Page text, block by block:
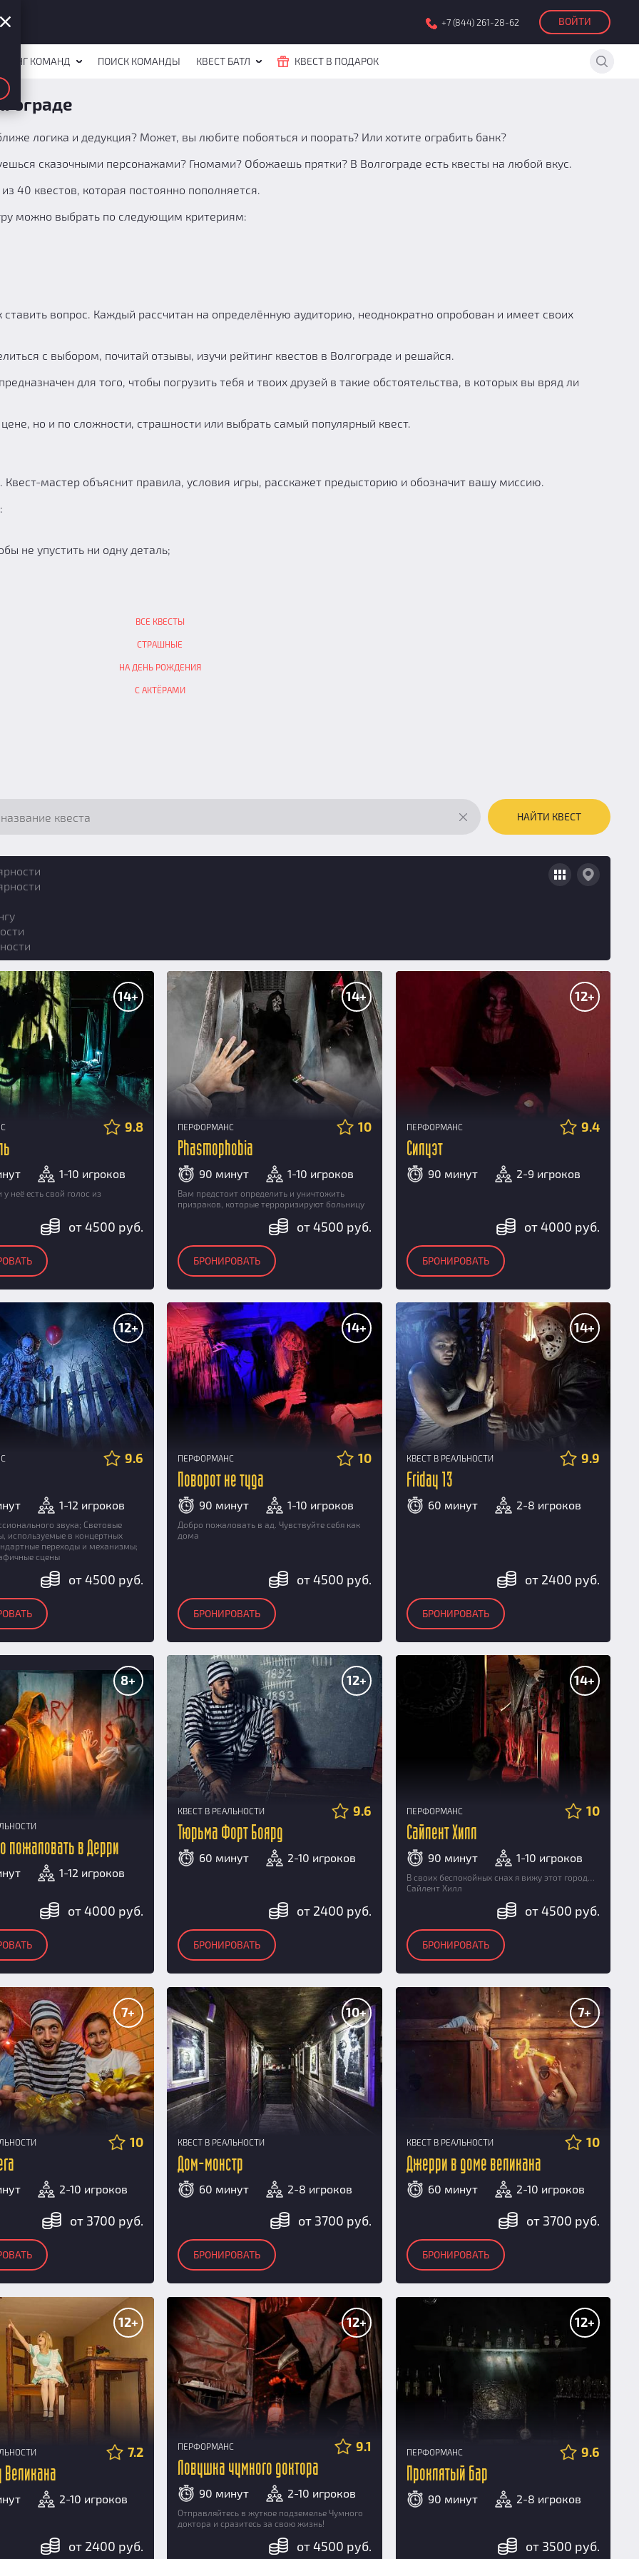
+7 (844) 261-28-62 ВОЙТИ
КОМАНД ПОИСК КОМАНДЫ КВЕСТ БАТЛ КВЕСТ В ПОДАРОК
логика и дедукция? Может, вы любите побояться и поорать? Или хотите ограбить банк?
сказочными персонажами? Гномами? Обожаешь прятки? В Волгограде есть квесты на любой вкус.
40 квестов, которая постоянно пополняется.
можно выбрать по следующим критериям:
вопрос. Каждый рассчитан на определённую аудиторию, неоднократно опробован и имеет своих
с выбором, почитай отзывы, изучи рейтинг квестов в Волгограде и решайся.
для того, чтобы погрузить тебя и твоих друзей в такие обстоятельства, в которых вы вряд ли
но и по сложности, страшности или выбрать самый популярный квест.
мастер объяснит правила, условия игры, расскажет предысторию и обозначит вашу миссию.
не упустить ни одну деталь;
ВСЕ КВЕСТЫ
СТРАШНЫЕ
НА ДЕНЬ РОЖДЕНИЯ
С АКТЁРАМИ
НАЙТИ КВЕСТ
14+
9.8
1-10 игроков
неё есть свой голос из
от 4500 руб.
14+
ПЕРФОРМАНС 10
Phasmophobia
90 минут 1-10 игроков
Вам предстоит определить и уничтожить
призраков, которые терроризируют больницу
от 4500 руб.
БРОНИРОВАТЬ
12+
ПЕРФОРМАНС 9.4
Силуэт
90 минут 2-9 игроков
от 4000 руб.
БРОНИРОВАТЬ
12+
9.6
1-12 игроков
звука; Световые
используемые в концертных
переходы и механизмы;
сцены
от 4500 руб.
14+
ПЕРФОРМАНС 10
Поворот не туда
90 минут 1-10 игроков
Добро пожаловать в ад. Чувствуйте себя как
дома
от 4500 руб.
БРОНИРОВАТЬ
14+
КВЕСТ В РЕАЛЬНОСТИ 9.9
Friday 13
60 минут 2-8 игроков
от 2400 руб.
БРОНИРОВАТЬ
8+
пожаловать в Дерри
1-12 игроков
от 4000 руб.
12+
КВЕСТ В РЕАЛЬНОСТИ 9.6
Тюрьма Форт Боярд
60 минут 2-10 игроков
от 2400 руб.
БРОНИРОВАТЬ
14+
ПЕРФОРМАНС 10
Сайлент Хилл
90 минут 1-10 игроков
В своих беспокойных снах я вижу этот город…
Сайлент Хилл
от 4500 руб.
БРОНИРОВАТЬ
7+
10
2-10 игроков
от 3700 руб.
10+
КВЕСТ В РЕАЛЬНОСТИ
Дом-монстр
60 минут 2-8 игроков
от 3700 руб.
БРОНИРОВАТЬ
7+
КВЕСТ В РЕАЛЬНОСТИ 10
Джерри в доме великана
60 минут 2-10 игроков
от 3700 руб.
БРОНИРОВАТЬ
12+
7.2
Великана
2-10 игроков
от 2400 руб.
12+
ПЕРФОРМАНС 9.1
Ловушка чумного доктора
90 минут 2-10 игроков
Отправляйтесь в жуткое подземелье Чумного
доктора и сразитесь за свою жизнь!
от 4500 руб.
12+
ПЕРФОРМАНС 9.6
Проклятый бар
90 минут 2-8 игроков
от 3500 руб.